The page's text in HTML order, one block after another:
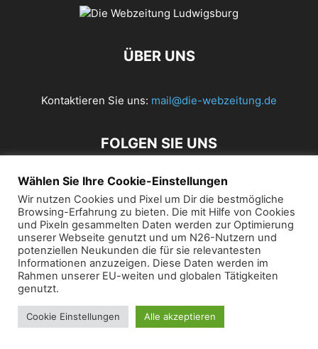
ÜBER UNS
Kontaktieren Sie uns: mail@die-webzeitung.de
FOLGEN SIE UNS
© 2019 Die Webzeitung
Wählen Sie Ihre Cookie-Einstellungen
Wir nutzen Cookies und Pixel um Dir die bestmögliche
Browsing-Erfahrung zu bieten. Die mit Hilfe von Cookies
und Pixeln gesammelten Daten werden zur Optimierung
unserer Webseite genutzt und um N26-Nutzern und
potenziellen Neukunden die für sie relevantesten
Informationen anzuzeigen. Diese Daten werden im
Rahmen unserer EU-weiten und globalen Tätigkeiten
genutzt.
Cookie Einstellungen Alle akzeptieren